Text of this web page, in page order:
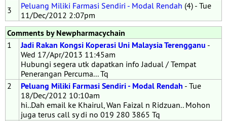
3
Peluang Miliki Farmasi Sendiri - Modal Rendah (4) - Tue
11/Dec/2012 2:07pm
Comments by Newpharmacychain
1 Jadi Rakan Kongsi Koperasi Uni Malaysia Terengganu -
Wed 17/Apr/2013 11:45am
Hubungi segera utk dapatkan info Jadual / Tempat
Penerangan Percuma... Tq
2
Peluang Miliki Farmasi Sendiri - Modal Rendah - Tue
18/Dec/2012 10:10am
hi..Dah email ke Khairul, Wan Faizal n Ridzuan.. Mohon
juga terus call sy di no 019 280 3865 Tq